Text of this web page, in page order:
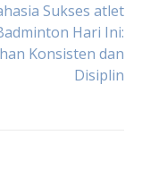
Sukses atlet
Hari Ini:
Konsisten dan
Disiplin